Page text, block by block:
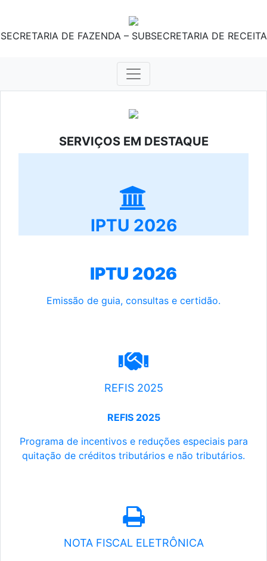
SECRETARIA DE FAZENDA – SUBSECRETARIA DE RECEITA
SERVIÇOS EM DESTAQUE
IPTU 2026
IPTU 2026
Emissão de guia, consultas e certidão.
REFIS 2025
REFIS 2025
Programa de incentivos e reduções especiais para
quitação de créditos tributários e não tributários.
NOTA FISCAL ELETRÔNICA